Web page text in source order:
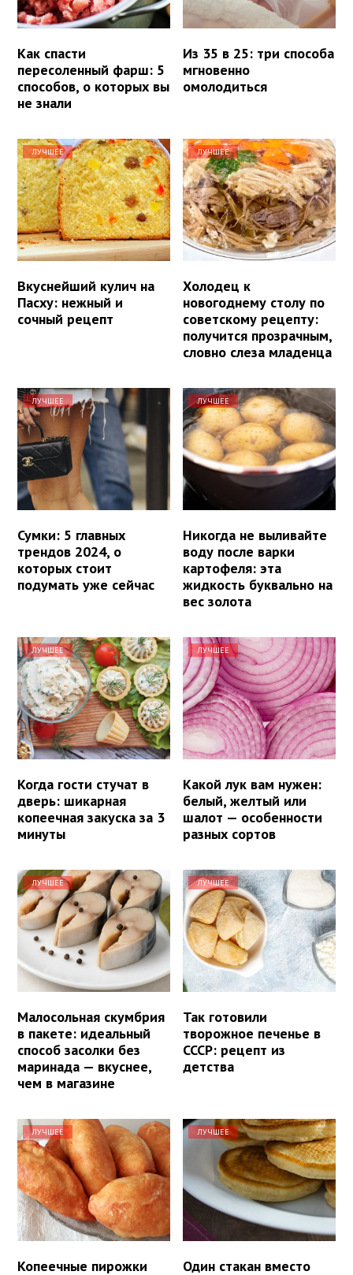
Как спасти
пересоленный фарш: 5
способов, о которых вы
не знали
Из 35 в 25: три способа
мгновенно
омолодиться
ЛУЧШЕЕ
Вкуснейший кулич на
Пасху: нежный и
сочный рецепт
ЛУЧШЕЕ
Холодец к
новогоднему столу по
советскому рецепту:
получится прозрачным,
словно слеза младенца
ЛУЧШЕЕ
Сумки: 5 главных
трендов 2024, о
которых стоит
подумать уже сейчас
ЛУЧШЕЕ
Никогда не выливайте
воду после варки
картофеля: эта
жидкость буквально на
вес золота
ЛУЧШЕЕ
Когда гости стучат в
дверь: шикарная
копеечная закуска за 3
минуты
ЛУЧШЕЕ
Какой лук вам нужен:
белый, желтый или
шалот — особенности
разных сортов
ЛУЧШЕЕ
Малосольная скумбрия
в пакете: идеальный
способ засолки без
маринада — вкуснее,
чем в магазине
ЛУЧШЕЕ
Так готовили
творожное печенье в
СССР: рецепт из
детства
ЛУЧШЕЕ
Копеечные пирожки
ЛУЧШЕЕ
Один стакан вместо